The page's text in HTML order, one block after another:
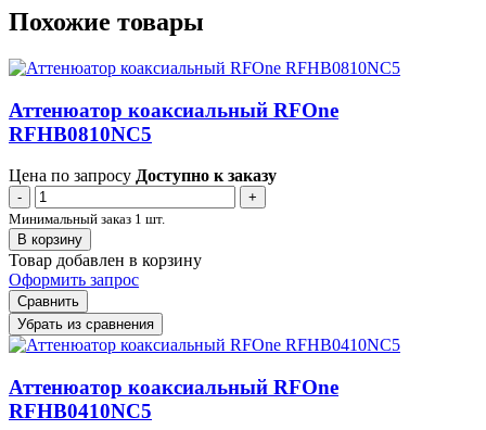
Похожие товары
Аттенюатор коаксиальный RFOne
RFHB0810NC5
Цена по запросу Доступно к заказу
-
+
Минимальный заказ 1 шт.
В корзину
Товар добавлен в корзину
Оформить запрос
Сравнить
Убрать из сравнения
Аттенюатор коаксиальный RFOne
RFHB0410NC5